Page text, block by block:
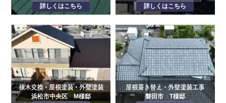
詳しくはこちら
詳しくはこちら
棟木交換・屋根塗装・外壁塗装
浜松市中央区 M様邸
屋根葺き替え・外壁塗装工事
磐田市 T様邸